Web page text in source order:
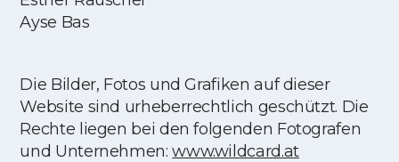
Ayse Bas
Die Bilder, Fotos und Grafiken auf dieser
Website sind urheberrechtlich geschützt. Die
Rechte liegen bei den folgenden Fotografen
und Unternehmen:www.wildcard.at